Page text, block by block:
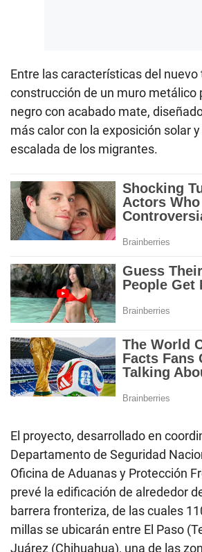
Entre las características del
construcción de un muro metálico
negro con acabado mate,
más calor con la exposición solar
escalada de los migrantes.
El proyecto, desarrollado en
Departamento de Seguridad
Oficina de Aduanas y Protección
prevé la edificación de alrededor
barrera fronteriza, de las cuales
millas se ubicarán entre El Paso
Juárez (Chihuahua), una de las